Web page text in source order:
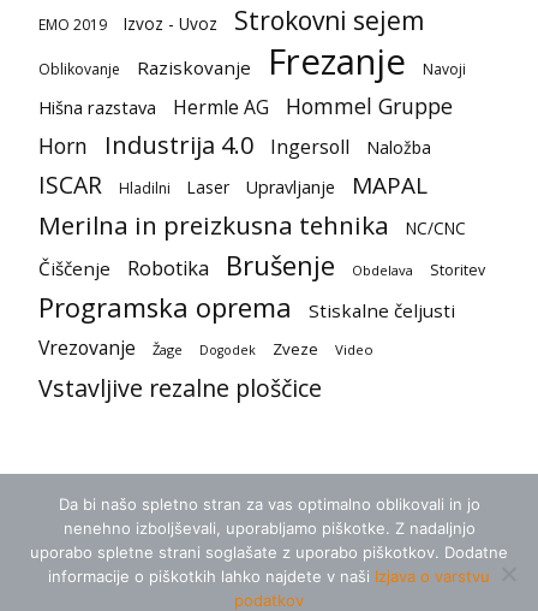
EMO 2019 Izvoz - Uvoz Strokovni sejem
Oblikovanje Raziskovanje Frezanje Navoji
Hišna razstava Hermle AG
Hommel Gruppe
Horn
Industrija 4.0 Ingersoll Naložba
ISCAR Hladilni Laser Upravljanje MAPAL
Merilna in preizkusna tehnika NC/CNC
Čiščenje Robotika Brušenje Obdelava Storitev
Programska oprema Stiskalne čeljusti
Vrezovanje Žage Dogodek Zveze Video
Vstavljive rezalne ploščice
Zasebnost
Da bi našo spletno stran za vas optimalno oblikovali in jo
nenehno izboljševali, uporabljamo piškotke. Z nadaljnjo
uporabo spletne strani soglašate z uporabo piškotkov. Dodatne
informacije o piškotkih lahko najdete v naši Izjava o varstvu
podatkov